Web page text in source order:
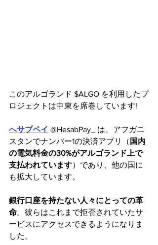
このアルゴランド $ALGO を利用したプ
ロジェクトは中東を席巻しています!
へサブペイ @HesabPay_ は、アフガニ
スタンでナンバー1の決済アプリ（ 国内
の電気料金の30%がアルゴランド上で
支払われています）であり、他の国に
も拡大しています。
銀行口座を持たない人々にとっての革
命。彼らはこれまで拒否されていたサ
ービスにアクセスできるようになりま
した。